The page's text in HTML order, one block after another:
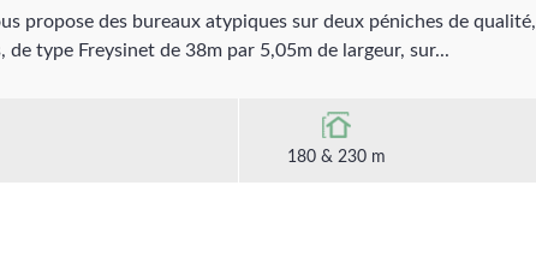
propose des bureaux atypiques sur deux péniches de qualité,
de type Freysinet de 38m par 5,05m de largeur, sur...
180 & 230 m